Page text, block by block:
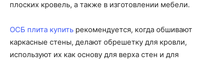
плоских кровель, а также в изготовлении мебели.
ОСБ плита купить рекомендуется, когда обшивают
каркасные стены, делают обрешетку для кровли,
используют их как основу для верха стен и для